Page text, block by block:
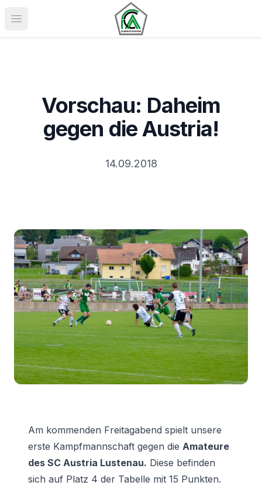
Menü öffnen
Vorschau: Daheim
gegen die Austria!
14.09.2018
Am kommenden Freitagabend spielt unsere
erste Kampfmannschaft gegen die Amateure
des SC Austria Lustenau. Diese befinden
sich auf Platz 4 der Tabelle mit 15 Punkten.